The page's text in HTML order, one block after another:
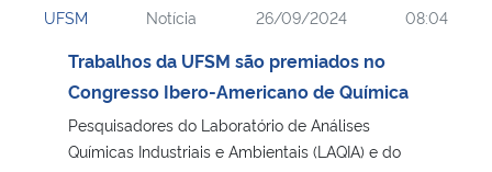
UFSM Notícia 26/09/2024 08:04
Trabalhos da UFSM são premiados no
Congresso Ibero-Americano de Química
Pesquisadores do Laboratório de Análises
Químicas Industriais e Ambientais (LAQIA) e do